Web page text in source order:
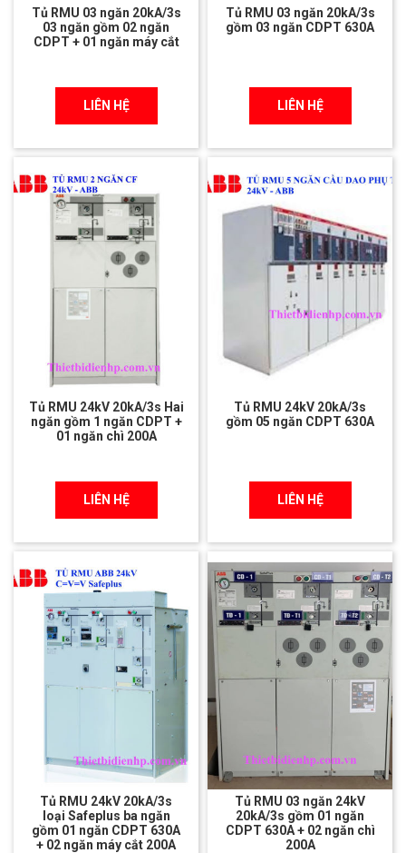
Tủ RMU 03 ngăn 20kA/3s
03 ngăn gồm 02 ngăn
CDPT + 01 ngăn máy cắt
LIÊN HỆ
Tủ RMU 03 ngăn 20kA/3s
gồm 03 ngăn CDPT 630A
LIÊN HỆ
Tủ RMU 24kV 20kA/3s Hai
ngăn gồm 1 ngăn CDPT +
01 ngăn chì 200A
LIÊN HỆ
Tủ RMU 24kV 20kA/3s
gồm 05 ngăn CDPT 630A
LIÊN HỆ
Tủ RMU 24kV 20kA/3s
loại Safeplus ba ngăn
gồm 01 ngăn CDPT 630A
+ 02 ngăn máy cắt 200A
Tủ RMU 03 ngăn 24kV
20kA/3s gồm 01 ngăn
CDPT 630A + 02 ngăn chì
200A